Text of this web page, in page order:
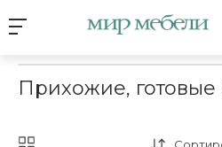
Каталог мебели /
Прихожие,